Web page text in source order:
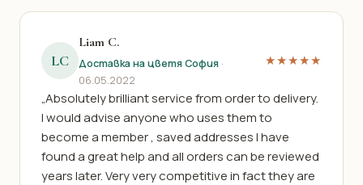
LC
Liam C.
Доставка на цветя София ·
06.05.2022
★★★★★
„Absolutely brilliant service from order to delivery.
I would advise anyone who uses them to
become a member , saved addresses I have
found a great help and all orders can be reviewed
years later. Very very competitive in fact they are